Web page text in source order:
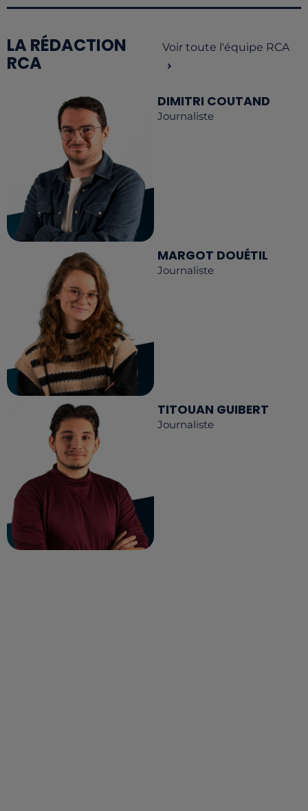
LA RÉDACTION
RCA
Voir toute l'équipe RCA
DIMITRI COUTAND
Journaliste
MARGOT DOUÉTIL
Journaliste
TITOUAN GUIBERT
Journaliste